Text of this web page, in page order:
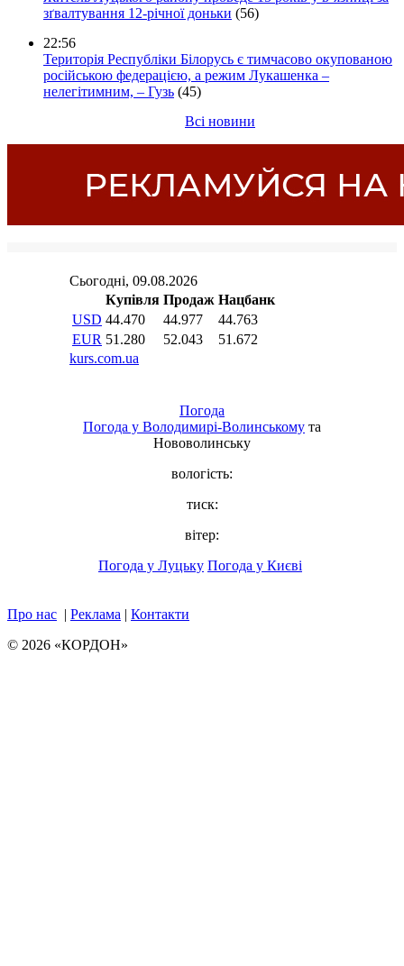
зґвалтування 12-річної доньки (56)
22:56
Територія Республіки Білорусь є тимчасово окупованою
російською федерацією, а режим Лукашенка –
нелегітимним, – Гузь (45)
Всі новини
Погода
Погода у Володимирі-Волинському та
Нововолинську
вологість:
тиск:
вітер:
Погода у Луцьку Погода у Києві
Про нас | Реклама | Контакти
© 2026 «КОРДОН»